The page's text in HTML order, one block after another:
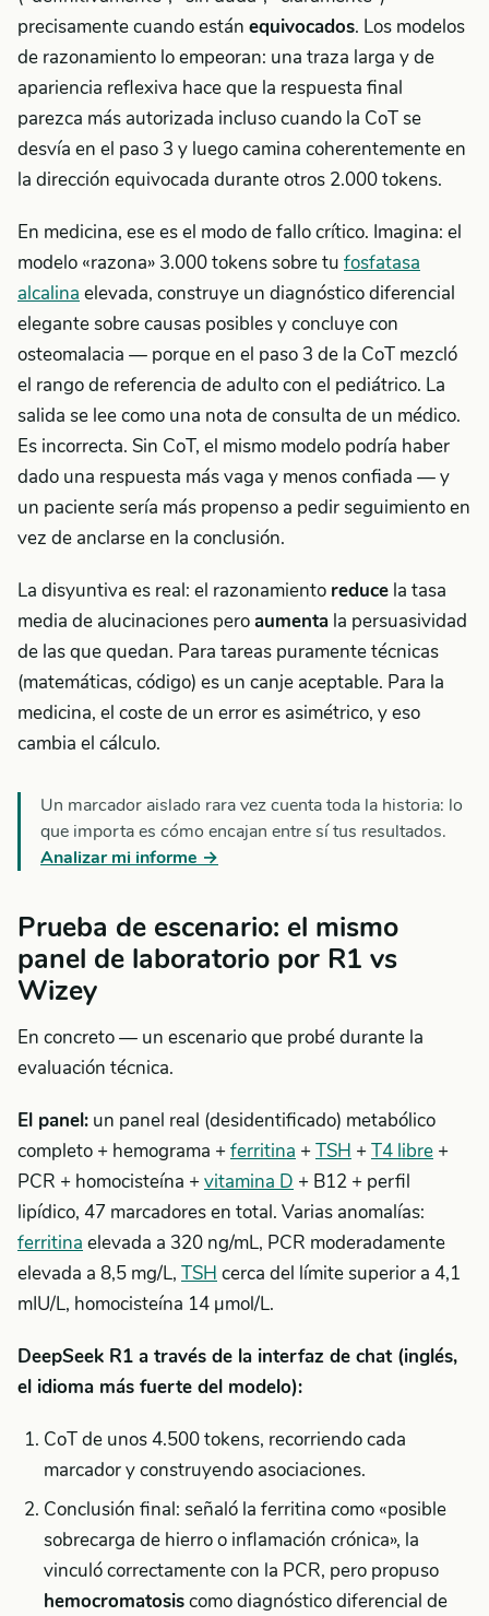
precisamente cuando están equivocados. Los modelos
de razonamiento lo empeoran: una traza larga y de
apariencia reflexiva hace que la respuesta final
parezca más autorizada incluso cuando la CoT se
desvía en el paso 3 y luego camina coherentemente en
la dirección equivocada durante otros 2.000 tokens.
En medicina, ese es el modo de fallo crítico. Imagina: el
modelo «razona» 3.000 tokens sobre tu fosfatasa
alcalina elevada, construye un diagnóstico diferencial
elegante sobre causas posibles y concluye con
osteomalacia — porque en el paso 3 de la CoT mezcló
el rango de referencia de adulto con el pediátrico. La
salida se lee como una nota de consulta de un médico.
Es incorrecta. Sin CoT, el mismo modelo podría haber
dado una respuesta más vaga y menos confiada — y
un paciente sería más propenso a pedir seguimiento en
vez de anclarse en la conclusión.
La disyuntiva es real: el razonamiento reduce la tasa
media de alucinaciones peroaumenta la persuasividad
de las que quedan. Para tareas puramente técnicas
(matemáticas, código) es un canje aceptable. Para la
medicina, el coste de un error es asimétrico, y eso
cambia el cálculo.
Un marcador aislado rara vez cuenta toda la historia: lo
que importa es cómo encajan entre sí tus resultados.
Analizar mi informe →
Prueba de escenario: el mismo
panel de laboratorio por R1 vs
Wizey
En concreto — un escenario que probé durante la
evaluación técnica.
El panel: un panel real (desidentificado) metabólico
completo + hemograma +ferritina +TSH +T4 libre +
PCR + homocisteína +vitamina D + B12 + perfil
lipídico, 47 marcadores en total. Varias anomalías:
ferritina elevada a 320 ng/mL, PCR moderadamente
elevada a 8,5 mg/L, TSH cerca del límite superior a 4,1
mIU/L, homocisteína 14 µmol/L.
DeepSeek R1 a través de la interfaz de chat (inglés,
el idioma más fuerte del modelo):
CoT de unos 4.500 tokens, recorriendo cada
marcador y construyendo asociaciones.
Conclusión final: señaló la ferritina como «posible
sobrecarga de hierro o inflamación crónica», la
vinculó correctamente con la PCR, pero propuso
hemocromatosiscomo diagnóstico diferencial de